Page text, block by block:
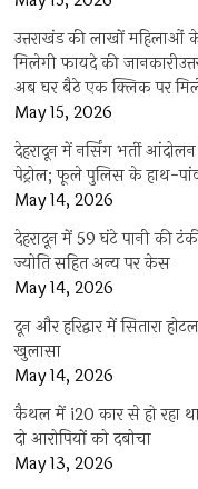
उत्तराखंड की लाखों
मिलेगी फायदे की
अब घर बैठे एक क्लिक पर
May 15, 2026
देहरादून में नर्सिंग भर्ती
पेट्रोल; फूले पुलिस के हाथ-
May 14, 2026
देहरादून में 59 घंटे पानी की
ज्योति सहित अन्य पर केस
May 14, 2026
दून और हरिद्वार में सितारा
खुलासा
May 14, 2026
कैथल में i20 कार से हो रहा
दो आरोपियों को दबोचा
May 13, 2026